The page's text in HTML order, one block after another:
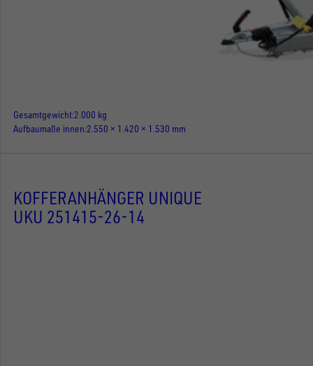
Gesamtgewicht 2.000 kg
Aufbaumaße innen 2.550 × 1.420 × 1.530 mm
KOFFERANHÄNGER UNIQUE
UKU 251415-26-14